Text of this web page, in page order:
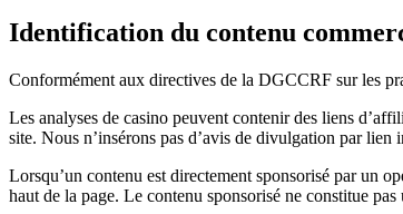
Identification du contenu
Conformément aux directives de la DGCCRF sur les
Les analyses de casino peuvent contenir des liens
site. Nous n’insérons pas d’avis de divulgation par
Lorsqu’un contenu est directement sponsorisé par un
haut de la page. Le contenu sponsorisé ne constitue